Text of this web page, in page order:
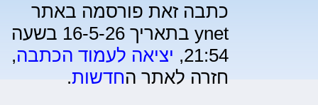
כתבה זאת פורסמה באתר
ynet בתאריך 16-5-26 בשעה
21:54, יציאה לעמוד הכתבה,
חזרה לאתר החדשות.